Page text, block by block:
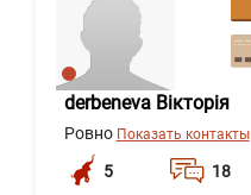
derbeneva Вікторія
Ровно Показать контакты
5 18